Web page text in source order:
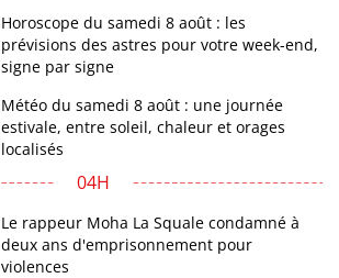
Horoscope du samedi 8 août : les
prévisions des astres pour votre week-end,
signe par signe
Météo du samedi 8 août : une journée
estivale, entre soleil, chaleur et orages
localisés
04H
Le rappeur Moha La Squale condamné à
deux ans d'emprisonnement pour
violences